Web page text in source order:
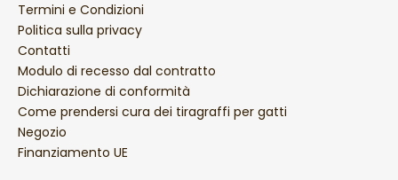
Termini e Condizioni
Politica sulla privacy
Contatti
Modulo di recesso dal contratto
Dichiarazione di conformità
Come prendersi cura dei tiragraffi per gatti
Negozio
Finanziamento UE